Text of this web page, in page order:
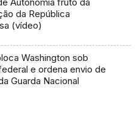
da República
(vídeo)
Washington sob
e ordena envio de
Guarda Nacional